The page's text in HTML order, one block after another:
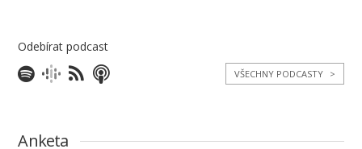
Odebírat podcast
VŠECHNY PODCASTY >
Anketa